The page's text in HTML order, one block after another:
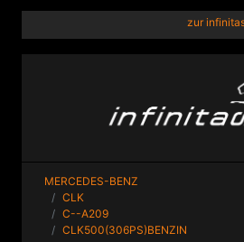
zur
MERCEDES-BENZ
CLK
C--A209
CLK500(306PS)BENZIN